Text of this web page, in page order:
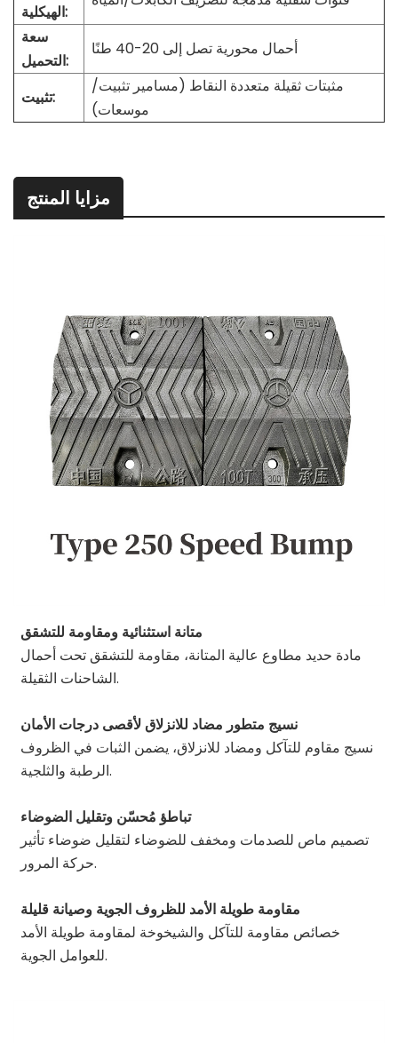
الهيكلية:
سعة
التحميل:
أحمال محورية تصل إلى 20-40 طنًا
تثبيت:
مثبتات ثقيلة متعددة النقاط (مسامير تثبيت/
موسعات)
مزايا المنتج
متانة استثنائية ومقاومة للتشقق
مادة حديد مطاوع عالية المتانة، مقاومة للتشقق تحت أحمال
الشاحنات الثقيلة.
نسيج متطور مضاد للانزلاق لأقصى درجات الأمان
نسيج مقاوم للتآكل ومضاد للانزلاق، يضمن الثبات في الظروف
الرطبة والثلجية.
تباطؤ مُحسّن وتقليل الضوضاء
تصميم ماص للصدمات ومخفف للضوضاء لتقليل ضوضاء تأثير
حركة المرور.
مقاومة طويلة الأمد للظروف الجوية وصيانة قليلة
خصائص مقاومة للتآكل والشيخوخة لمقاومة طويلة الأمد
للعوامل الجوية.